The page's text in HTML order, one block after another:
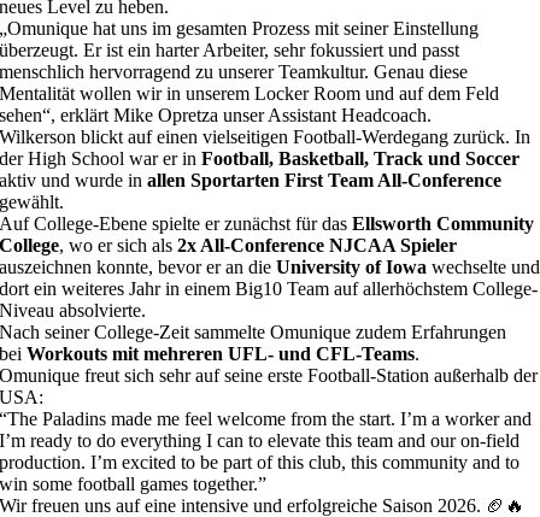
neues Level zu heben.
„Omunique hat uns im gesamten Prozess mit seiner Einstellung
überzeugt. Er ist ein harter Arbeiter, sehr fokussiert und passt
menschlich hervorragend zu unserer Teamkultur. Genau diese
Mentalität wollen wir in unserem Locker Room und auf dem Feld
sehen“, erklärt Mike Opretza unser Assistant Headcoach.
Wilkerson blickt auf einen vielseitigen Football-Werdegang zurück. In
der High School war er inFootball, Basketball, Track und Soccer
aktiv und wurde inallen Sportarten First Team All-Conference
gewählt.
Auf College-Ebene spielte er zunächst für dasEllsworth Community
College, wo er sich als2x All-Conference NJCAA Spieler
auszeichnen konnte, bevor er an dieUniversity of Iowa wechselte und
dort ein weiteres Jahr in einem Big10 Team auf allerhöchstem College-
Niveau absolvierte.
Nach seiner College-Zeit sammelte Omunique zudem Erfahrungen
beiWorkouts mit mehreren UFL- und CFL-Teams.
Omunique freut sich sehr auf seine erste Football-Station außerhalb der
USA:
“The Paladins made me feel welcome from the start. I’m a worker and
I’m ready to do everything I can to elevate this team and our on-field
production. I’m excited to be part of this club, this community and to
win some football games together.”
Wir freuen uns auf eine intensive und erfolgreiche Saison 2026. 🏈🔥